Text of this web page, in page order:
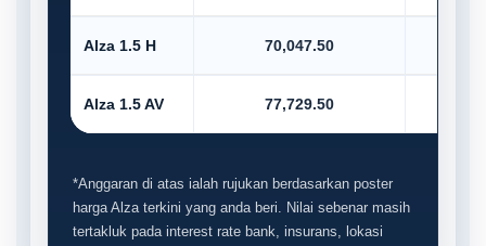
Alza 1.5 H 70,047.50
Alza 1.5 AV 77,729.50
*Anggaran di atas ialah rujukan berdasarkan poster
harga Alza terkini yang anda beri. Nilai sebenar masih
tertakluk pada interest rate bank, insurans, lokasi